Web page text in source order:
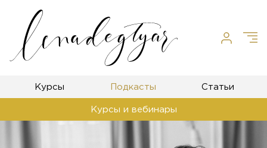
Курсы Подкасты Статьи
Курсы и вебинары